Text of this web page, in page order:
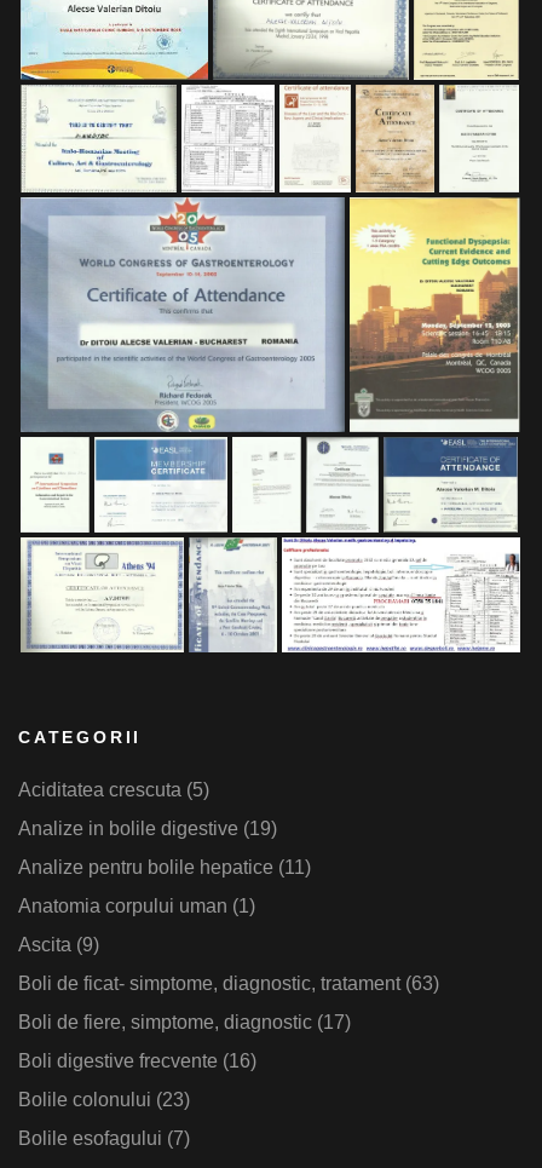
CATEGORII
Aciditatea crescuta (5)
Analize in bolile digestive (19)
Analize pentru bolile hepatice (11)
Anatomia corpului uman (1)
Ascita (9)
Boli de ficat- simptome, diagnostic, tratament(63)
Boli de fiere, simptome, diagnostic (17)
Boli digestive frecvente (16)
Bolile colonului (23)
Bolile esofagului (7)